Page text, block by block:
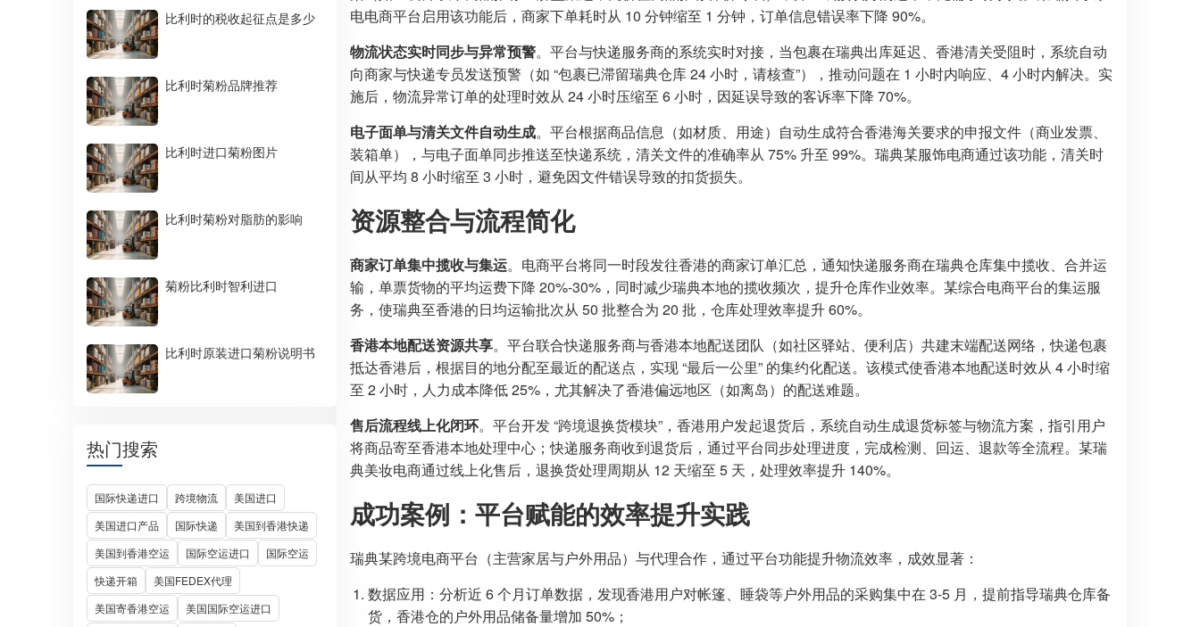
比利时的税收起征点是多少
比利时菊粉品牌推荐
比利时进口菊粉图片
比利时菊粉对脂肪的影响
菊粉比利时智利进口
比利时原装进口菊粉说明书
热门搜索
国际快递进口 跨境物流
美国进口
美国进口产品
国际快递
美国到香港快递
美国到香港空运
国际空运进口
国际空运
快递开箱
美国FEDEX代理
美国寄香港空运
美国国际空运进口
电电商平台启用该功能后，商家下单耗时从 10 分钟缩至 1 分钟，订单信息错误率下降 90%。
物流状态实时同步与异常预警。平台与快递服务商的系统实时对接，当包裹在瑞典出库延迟、香港清关受阻时，系统自动
向商家与快递专员发送预警（如 “包裹已滞留瑞典仓库 24 小时，请核查”），推动问题在 1 小时内响应、4 小时内解决。实
施后，物流异常订单的处理时效从 24 小时压缩至 6 小时，因延误导致的客诉率下降 70%。
电子面单与清关文件自动生成。平台根据商品信息（如材质、用途）自动生成符合香港海关要求的申报文件（商业发票、
装箱单），与电子面单同步推送至快递系统，清关文件的准确率从 75% 升至 99%。瑞典某服饰电商通过该功能，清关时
间从平均 8 小时缩至 3 小时，避免因文件错误导致的扣货损失。
资源整合与流程简化
商家订单集中揽收与集运。电商平台将同一时段发往香港的商家订单汇总，通知快递服务商在瑞典仓库集中揽收、合并运
输，单票货物的平均运费下降 20%-30%，同时减少瑞典本地的揽收频次，提升仓库作业效率。某综合电商平台的集运服
务，使瑞典至香港的日均运输批次从 50 批整合为 20 批，仓库处理效率提升 60%。
香港本地配送资源共享。平台联合快递服务商与香港本地配送团队（如社区驿站、便利店）共建末端配送网络，快递包裹
抵达香港后，根据目的地分配至最近的配送点，实现 “最后一公里” 的集约化配送。该模式使香港本地配送时效从 4 小时缩
至 2 小时，人力成本降低 25%，尤其解决了香港偏远地区（如离岛）的配送难题。
售后流程线上化闭环。平台开发 “跨境退换货模块”，香港用户发起退货后，系统自动生成退货标签与物流方案，指引用户
将商品寄至香港本地处理中心；快递服务商收到退货后，通过平台同步处理进度，完成检测、回运、退款等全流程。某瑞
典美妆电商通过线上化售后，退换货处理周期从 12 天缩至 5 天，处理效率提升 140%。
成功案例：平台赋能的效率提升实践
瑞典某跨境电商平台（主营家居与户外用品）与代理合作，通过平台功能提升物流效率，成效显著：
数据应用：分析近 6 个月订单数据，发现香港用户对帐篷、睡袋等户外用品的采购集中在 3-5 月，提前指导瑞典仓库备
货，香港仓的户外用品储备量增加 50%；